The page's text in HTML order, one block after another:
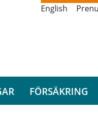
English
FÖRSÄKRING